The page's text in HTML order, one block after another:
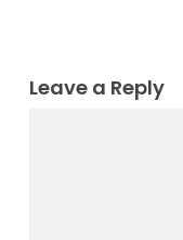
Leave a Reply